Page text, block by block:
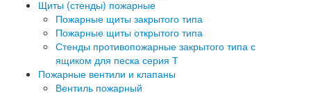
Щиты (стенды) пожарные
Пожарные щиты закрытого типа
Пожарные щиты открытого типа
Стенды противопожарные закрытого типа с
ящиком для песка серия Т
Пожарные вентили и клапаны
Вентиль пожарный